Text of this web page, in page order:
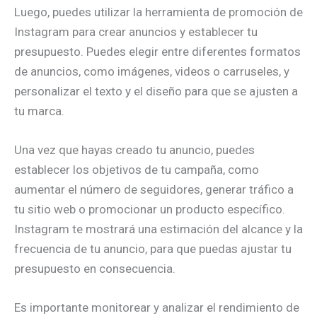
Luego, puedes utilizar la herramienta de promoción de
Instagram para crear anuncios y establecer tu
presupuesto. Puedes elegir entre diferentes formatos
de anuncios, como imágenes, videos o carruseles, y
personalizar el texto y el diseño para que se ajusten a
tu marca.
Una vez que hayas creado tu anuncio, puedes
establecer los objetivos de tu campaña, como
aumentar el número de seguidores, generar tráfico a
tu sitio web o promocionar un producto específico.
Instagram te mostrará una estimación del alcance y la
frecuencia de tu anuncio, para que puedas ajustar tu
presupuesto en consecuencia.
Es importante monitorear y analizar el rendimiento de